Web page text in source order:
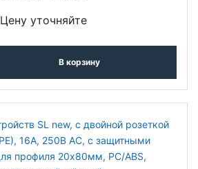
Цену уточняйте
В корзину